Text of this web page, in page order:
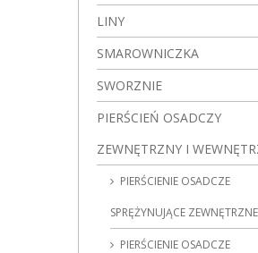
LINY
SMAROWNICZKA
SWORZNIE
PIERŚCIEŃ OSADCZY
ZEWNĘTRZNY I
PIERŚCIENIE OSADCZE
SPRĘŻYNUJĄCE
PIERŚCIENIE OSADCZE